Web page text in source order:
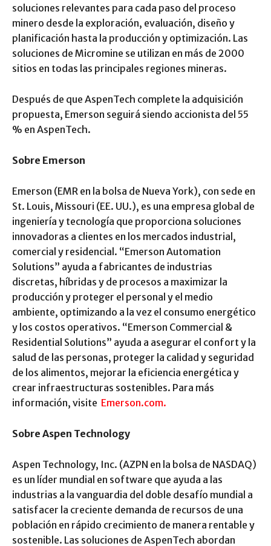
soluciones relevantes para cada paso del proceso
minero desde la exploración, evaluación, diseño y
planificación hasta la producción y optimización. Las
soluciones de Micromine se utilizan en más de 2000
sitios en todas las principales regiones mineras.
Después de que AspenTech complete la adquisición
propuesta, Emerson seguirá siendo accionista del 55
% en AspenTech.
Sobre Emerson
Emerson (EMR en la bolsa de Nueva York), con sede en
St. Louis, Missouri (EE. UU.), es una empresa global de
ingeniería y tecnología que proporciona soluciones
innovadoras a clientes en los mercados industrial,
comercial y residencial. “Emerson Automation
Solutions” ayuda a fabricantes de industrias
discretas, híbridas y de procesos a maximizar la
producción y proteger el personal y el medio
ambiente, optimizando a la vez el consumo energético
y los costos operativos. “Emerson Commercial &
Residential Solutions” ayuda a asegurar el confort y la
salud de las personas, proteger la calidad y seguridad
de los alimentos, mejorar la eficiencia energética y
crear infraestructuras sostenibles. Para más
información, visite Emerson.com.
Sobre Aspen Technology
Aspen Technology, Inc. (AZPN en la bolsa de NASDAQ)
es un líder mundial en software que ayuda a las
industrias a la vanguardia del doble desafío mundial a
satisfacer la creciente demanda de recursos de una
población en rápido crecimiento de manera rentable y
sostenible. Las soluciones de AspenTech abordan